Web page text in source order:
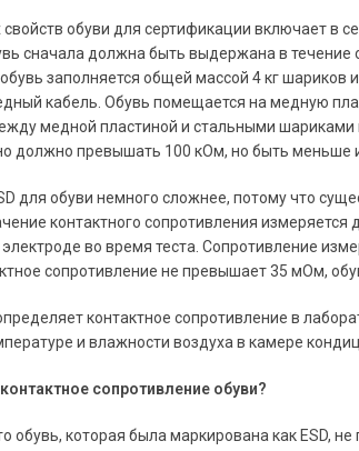
обуви для сертификации включает в
сначала должна быть выдержана в
заполняется общей массой 4 кг
кабель. Обувь помещается на медную
медной пластиной и стальными
должно превышать 100 кОм, но быть меньше
для обуви немного сложнее, потому что
контактного сопротивления
во время теста. Сопротивление
сопротивление не превышает 35 мОм,
контактное сопротивление в
и влажности воздуха в камере
сопротивление обуви?
обувь, которая была маркирована как ESD,